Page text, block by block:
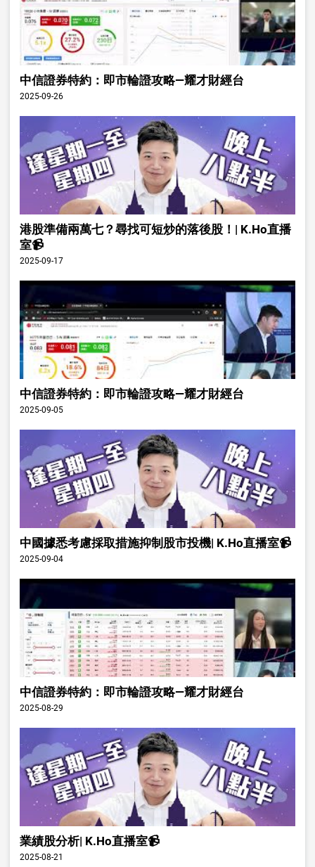
中信證券特約：即市輪證攻略—耀才財經台
2025-09-26
港股準備兩萬七？尋找可短炒的落後股！| K.Ho直播
室📹
2025-09-17
中信證券特約：即市輪證攻略—耀才財經台
2025-09-05
中國據悉考慮採取措施抑制股市投機| K.Ho直播室📹
2025-09-04
中信證券特約：即市輪證攻略—耀才財經台
2025-08-29
業績股分析| K.Ho直播室📹
2025-08-21